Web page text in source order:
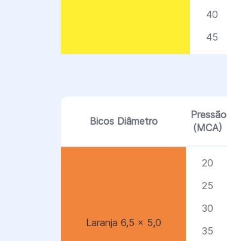
40
45
Bicos Diâmetro
Pressão
(MCA)
Laranja 6,5 x 5,0
20
25
30
35